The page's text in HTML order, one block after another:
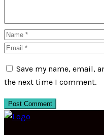
Save my name, email,
the next time I comment.
Post Comment